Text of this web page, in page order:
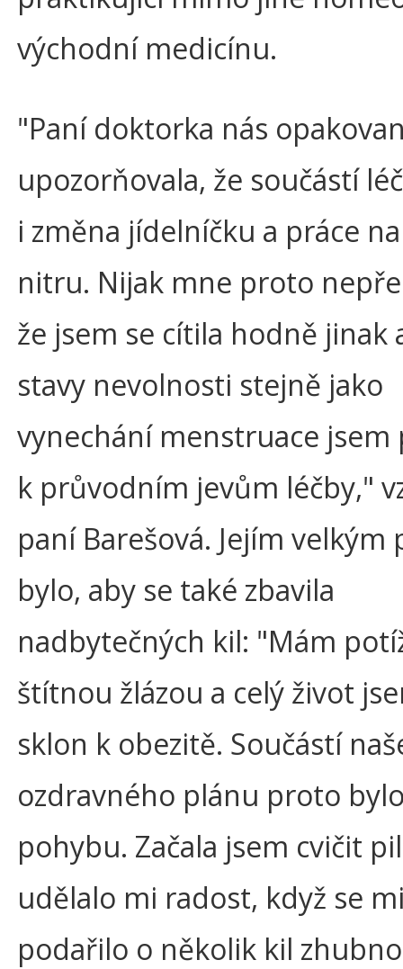
východní medicínu.
"Paní doktorka nás
upozorňovala, že součástí
i změna jídelníčku a práce
nitru. Nijak mne proto
že jsem se cítila hodně jinak
stavy nevolnosti stejně jako
vynechání menstruace jsem
k průvodním jevům léčby,"
paní Barešová. Jejím velkým
bylo, aby se také zbavila
nadbytečných kil: "Mám
štítnou žlázou a celý život
sklon k obezitě. Součástí
ozdravného plánu proto
pohybu. Začala jsem cvičit
udělalo mi radost, když se
podařilo o několik kil